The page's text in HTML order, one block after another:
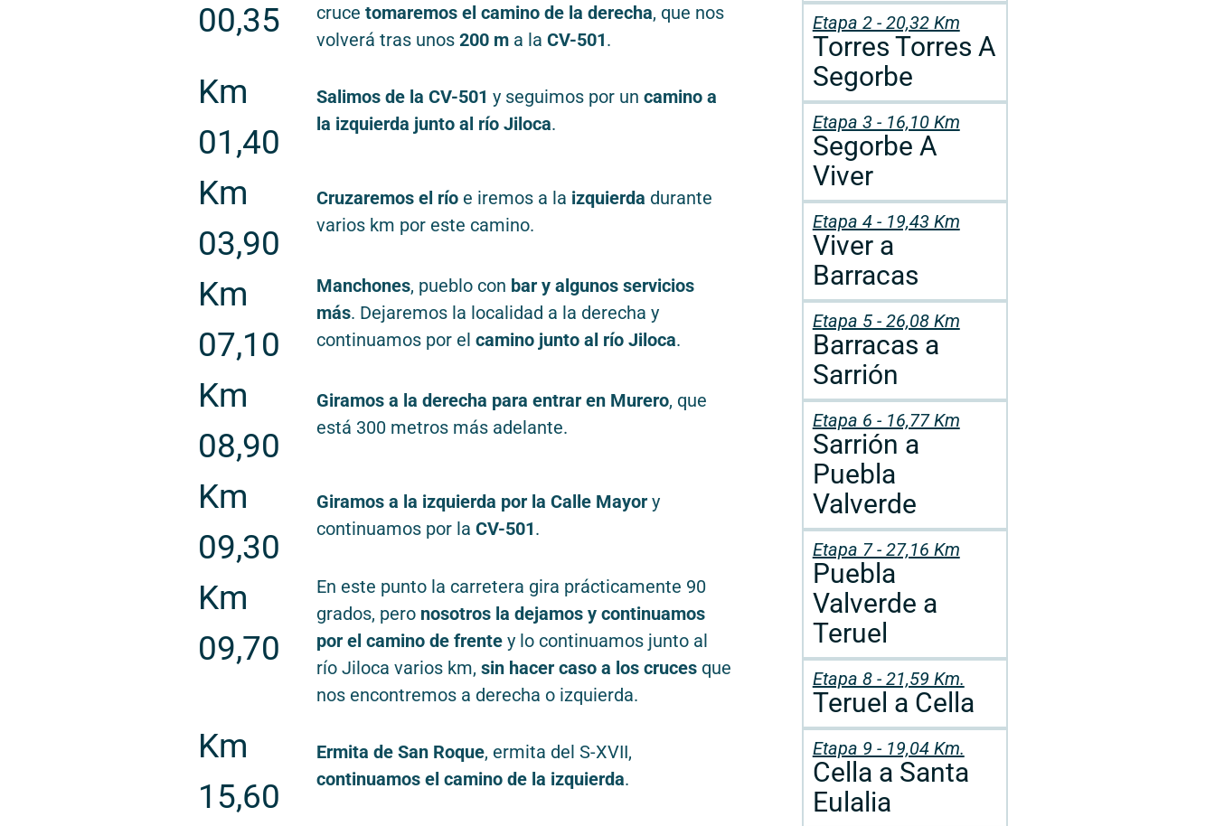
00,35
crucetomaremos el camino de la derecha, que nos
volverá tras unos200 m a laCV-501.
Km
01,40
Salimos de la CV-501 y seguimos por uncamino a
la izquierda junto al río Jiloca.
Km
03,90
Cruzaremos el río e iremos a la izquierda durante
varios km por este camino.
Km
07,10
Manchones, pueblo con bar y algunos servicios
más. Dejaremos la localidad a la derecha y
continuamos por elcamino junto al río Jiloca.
Km
08,90
Giramos a la derecha para entrar en Murero, que
está 300 metros más adelante.
Km
09,30
Giramos a la izquierda por la Calle Mayor y
continuamos por laCV-501.
Km
09,70
En este punto la carretera gira prácticamente 90
grados, pero nosotros la dejamos y continuamos
por el camino de frente y lo continuamos junto al
río Jiloca varios km,sin hacer caso a los cruces que
nos encontremos a derecha o izquierda.
Km
15,60
Ermita de San Roque, ermita del S-XVII,
continuamos el camino de la izquierda.
Etapa 2 - 20,32 Km
Torres Torres A
Segorbe
Etapa 3 - 16,10 Km
Segorbe A
Viver
Etapa 4 - 19,43 Km
Viver a
Barracas
Etapa 5 - 26,08 Km
Barracas a
Sarrión
Etapa 6 - 16,77 Km
Sarrión a
Puebla
Valverde
Etapa 7 - 27,16 Km
Puebla
Valverde a
Teruel
Etapa 8 - 21,59 Km.
Teruel a Cella
Etapa 9 - 19,04 Km.
Cella a Santa
Eulalia